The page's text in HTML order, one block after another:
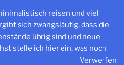
reisen und viel
sich zwangsläufig, dass die
übrig sind und neue
stelle ich hier ein, was noch
Verwerfen
IN